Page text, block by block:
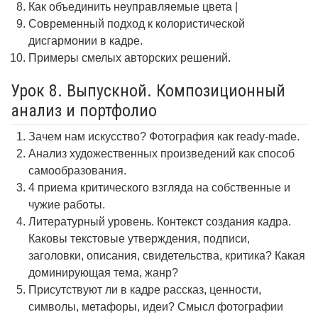
Как объединить неуправляемые цвета |
Современный подход к колористической
дисгармонии в кадре.
Примеры смелых авторских решений.
Урок 8. Выпускной. Композиционный
анализ и портфолио
Зачем нам искусство? Фотография как ready-made.
Анализ художественных произведений как способ
самообразования.
4 приема критического взгляда на собственные и
чужие работы.
Литературный уровень. Контекст создания кадра.
Каковы текстовые утверждения, подписи,
заголовки, описания, свидетельства, критика? Какая
доминирующая тема, жанр?
Присутствуют ли в кадре рассказ, ценности,
символы, метафоры, идеи? Смысл фотографии